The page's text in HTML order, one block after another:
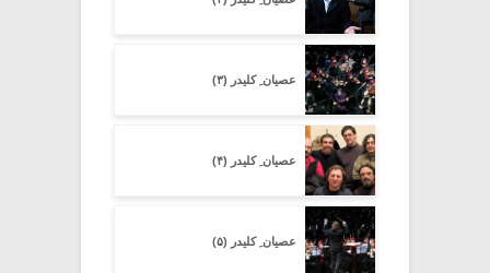
عصیان ِ کلیدر (۳)
عصیان ِ کلیدر (۴)
عصیان ِ کلیدر (۵)